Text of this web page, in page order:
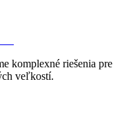
komplexné riešenia pre
veľkostí.